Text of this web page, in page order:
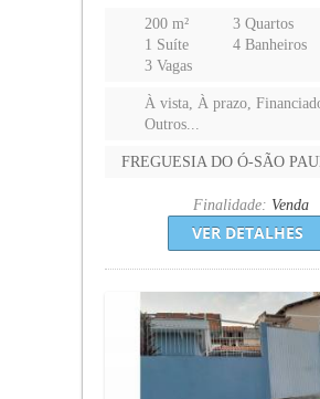
200 m²
3 Quartos
1 Suíte
4 Banheiros
3 Vagas
À vista, À prazo,
Outros...
FREGUESIA DO Ó-SÃO
Finalidade: Venda
VER DETALHES